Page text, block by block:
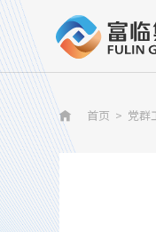
 首页 > 党群